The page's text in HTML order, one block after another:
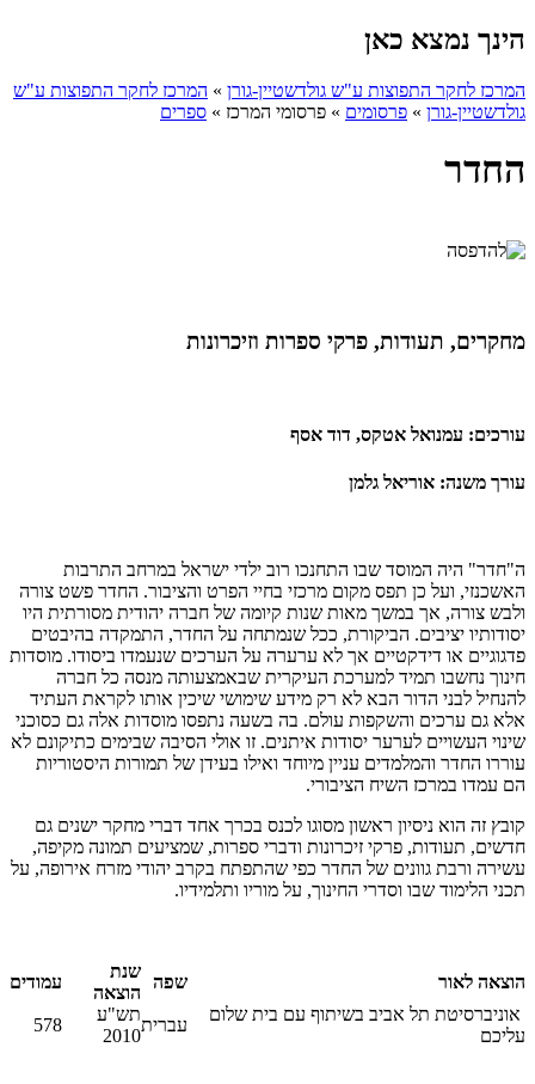
הינך נמצא כאן
המרכז לחקר התפוצות ע"ש גולדשטיין-גורן » המרכז לחקר התפוצות ע"ש
גולדשטיין-גורן » פרסומים » פרסומי המרכז » ספרים
החדר
מחקרים, תעודות, פרקי ספרות וזיכרונות
עורכים: עמנואל אטקס, דוד אסף
עורך משנה: אוריאל גלמן
ה"חדר" היה המוסד שבו התחנכו רוב ילדי ישראל במרחב התרבות
האשכנזי, ועל כן תפס מקום מרכזי בחיי הפרט והציבור. החדר פשט צורה
ולבש צורה, אך במשך מאות שנות קיומה של חברה יהודית מסורתית היו
יסודותיו יציבים. הביקורת, ככל שנמתחה על החדר, התמקדה בהיבטים
פדגוגיים או דידקטיים אך לא ערערה על הערכים שנעמדו ביסודו. מוסדות
חינוך נחשבו תמיד למערכת העיקרית שבאמצעותה מנסה כל חברה
להנחיל לבני הדור הבא לא רק מידע שימושי שיכין אותו לקראת העתיד
אלא גם ערכים והשקפות עולם. בה בשעה נתפסו מוסדות אלה גם כסוכני
שינוי העשויים לערער יסודות איתנים. זו אולי הסיבה שבימים כתיקונם לא
עוררו החדר והמלמדים עניין מיוחד ואילו בעידן של תמורות היסטוריות
הם עמדו במרכז השיח הציבורי.
קובץ זה הוא ניסיון ראשון מסוגו לכנס בכרך אחד דברי מחקר ישנים גם
חדשים, תעודות, פרקי זיכרונות ודברי ספרות, שמציעים תמונה מקיפה,
עשירה ורבת גוונים של החדר כפי שהתפתח בקרב יהודי מזרח אירופה, על
תכני הלימוד שבו וסדרי החינוך, על מוריו ותלמידיו.
הוצאה לאור שפה
שנת
הוצאה
עמודים
אוניברסיטת תל אביב בשיתוף עם בית שלום
עליכם
עברית
תש"ע
2010
578